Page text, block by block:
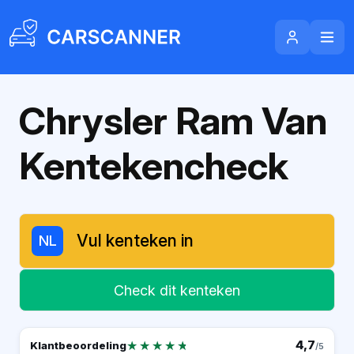
Chrysler Ram Van
Kentekencheck
NL
Check dit kenteken
Klantbeoordeling★★★★★
★★★★★ 4,7/5